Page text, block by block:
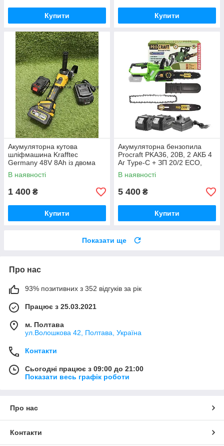
Купити Купити
Акумуляторна кутова
шліфмашина Krafftec
Germany 48V 8Ah із двома
акумуляторами безщітковим
двигуном диском 125 мм БЕЗ
КЕЙСУ
В наявності
1 400 ₴
Купити
Акумуляторна бензопила
Procraft PKA36, 20В, 2 АКБ 4
Аг Type-C + ЗП 20/2 ECO,
шина 250 мм Німеччина
В наявності
5 400 ₴
Купити
Показати ще
Про нас
93% позитивних з 352 відгуків за рік
Працює з 25.03.2021
м. Полтава
ул.Волошкова 42, Полтава, Україна
Контакти
Сьогодні працює з 09:00 до 21:00
Показати весь графік роботи
Про нас
Контакти